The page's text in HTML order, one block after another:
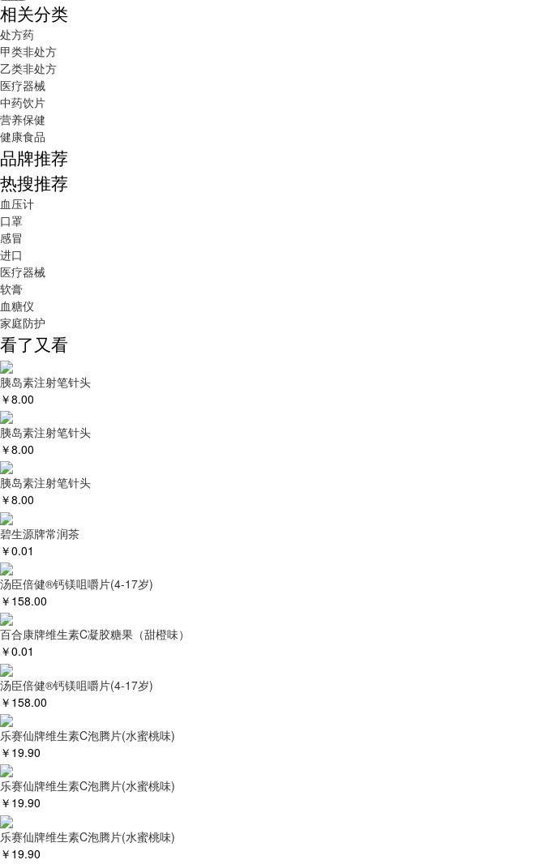
相关分类
处方药
甲类非处方
乙类非处方
医疗器械
中药饮片
营养保健
健康食品
品牌推荐
热搜推荐
血压计
口罩
感冒
进口
医疗器械
软膏
血糖仪
家庭防护
看了又看
胰岛素注射笔针头
￥8.00
胰岛素注射笔针头
￥8.00
胰岛素注射笔针头
￥8.00
碧生源牌常润茶
￥0.01
汤臣倍健®钙镁咀嚼片(4-17岁)
￥ 158.00
百合康牌维生素C凝胶糖果（甜橙味）
￥0.01
汤臣倍健®钙镁咀嚼片(4-17岁)
￥ 158.00
乐赛仙牌维生素C泡腾片(水蜜桃味)
￥ 19.90
乐赛仙牌维生素C泡腾片(水蜜桃味)
￥ 19.90
乐赛仙牌维生素C泡腾片(水蜜桃味)
￥ 19.90